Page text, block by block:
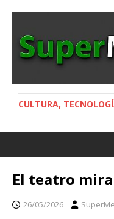
CULTURA,
El teatro
26/05/2026